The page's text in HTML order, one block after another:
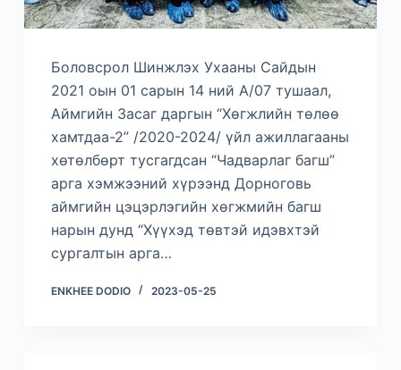
Боловсрол Шинжлэх Ухааны Сайдын
2021 оын 01 сарын 14 ний А/07 тушаал,
Аймгийн Засаг даргын “Хөгжлийн төлөө
хамтдаа-2” /2020-2024/ үйл ажиллагааны
хөтөлбөрт тусгагдсан “Чадварлаг багш”
арга хэмжээний хүрээнд Дорноговь
аймгийн цэцэрлэгийн хөгжмийн багш
нарын дунд “Хүүхэд төвтэй идэвхтэй
сургалтын арга…
ENKHEE DODIO 2023-05-25